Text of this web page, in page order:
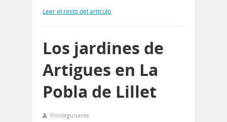
Leer el resto del artículo
Los jardines de
Artigues en La
Pobla de Lillet
Flordeguisante